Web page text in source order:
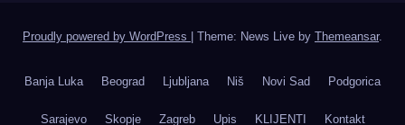
Proudly powered by WordPress Theme: News Live by Themeansar.
Banja Luka Beograd Ljubljana Niš Novi Sad Podgorica
Sarajevo Skopje Zagreb Upis KLIJENTI Kontakt